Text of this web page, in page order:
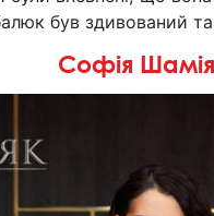
був здивований
Софія Шамія